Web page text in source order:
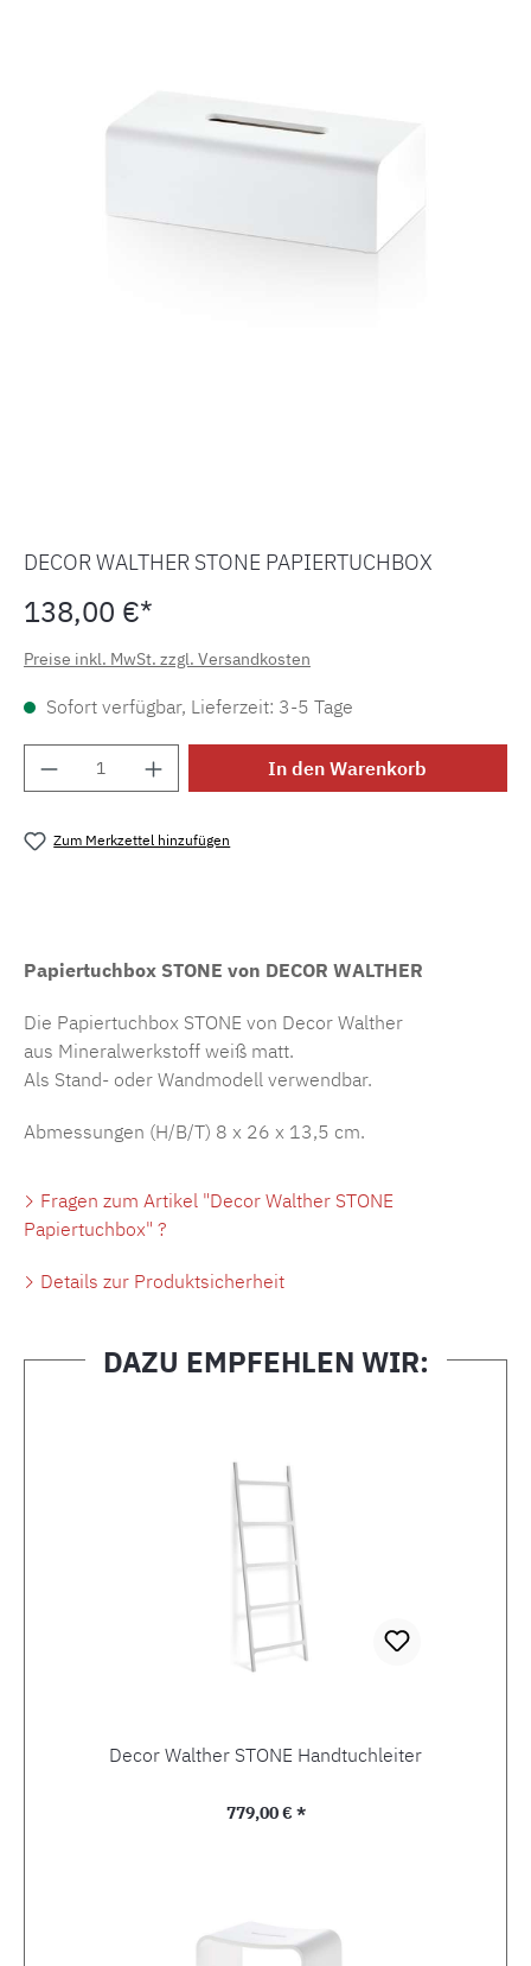
DECOR WALTHER STONE PAPIERTUCHBOX
138,00 €*
Preise inkl. MwSt. zzgl. Versandkosten
Sofort verfügbar, Lieferzeit: 3-5 Tage
Produkt Anzahl: Gib den gewünschten
In den Warenkorb
Zum Merkzettel hinzufügen
Papiertuchbox STONE von DECOR WALTHER
Die Papiertuchbox STONE von Decor Walther
aus Mineralwerkstoff weiß matt.
Als Stand- oder Wandmodell verwendbar.
Abmessungen (H/B/T) 8 x 26 x 13,5 cm.
Fragen zum Artikel "Decor Walther STONE
Papiertuchbox" ?
Details zur Produktsicherheit
DAZU EMPFEHLEN WIR:
Decor Walther STONE Handtuchleiter
Regulärer Preis:
779,00 € *